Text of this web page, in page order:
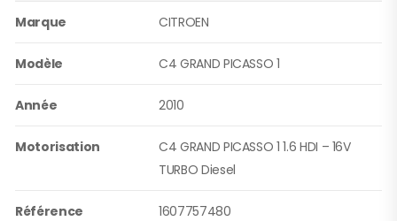
Marque CITROEN
Modèle C4 GRAND PICASSO 1
Année 2010
Motorisation
C4 GRAND PICASSO 1 1.6 HDI – 16V
TURBO Diesel
Référence
1607757480